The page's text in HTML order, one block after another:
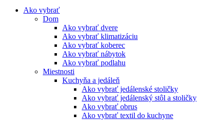
Ako vybrať
Dom
Ako vybrať dvere
Ako vybrať klimatizáciu
Ako vybrať koberec
Ako vybrať nábytok
Ako vybrať podlahu
Miestnosti
Kuchyňa a jedáleň
Ako vybrať jedálenské stoličky
Ako vybrať jedálenský stôl a stoličky
Ako vybrať obrus
Ako vybrať textil do kuchyne